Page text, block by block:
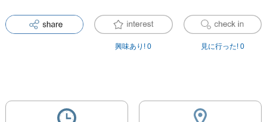
興味あり! 0 見に行った! 0